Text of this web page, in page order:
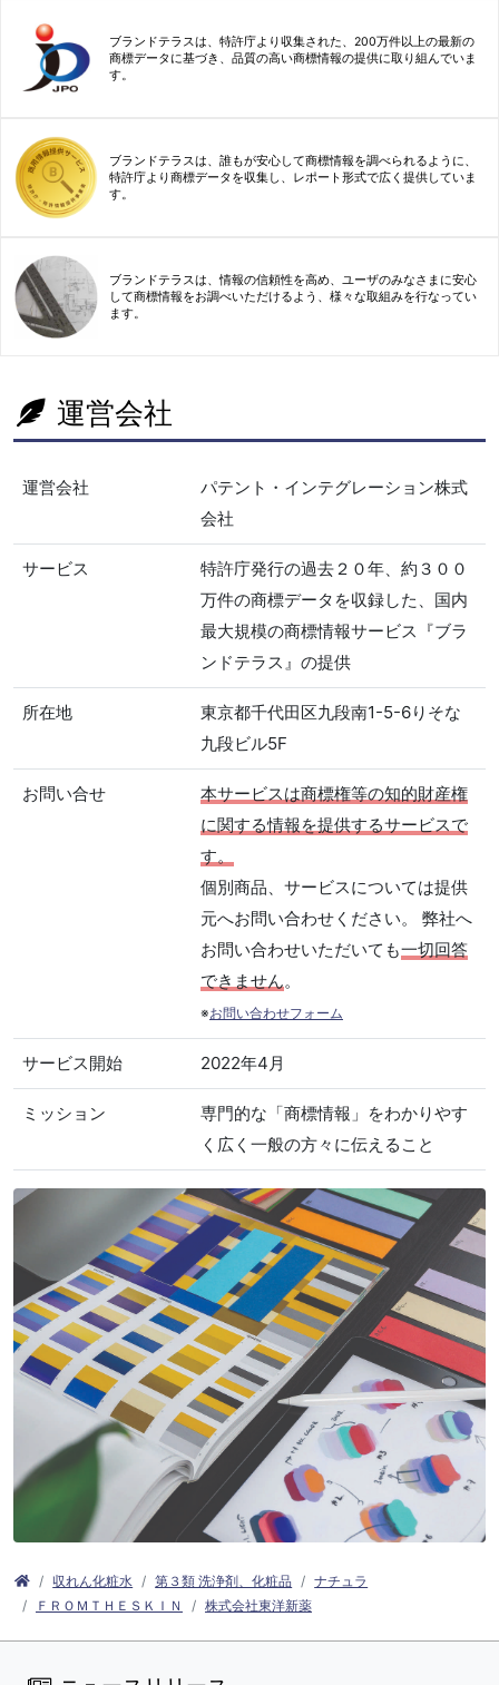
ブランドテラスは、特許庁より収集された、200万件以上の最新の
商標データに基づき、品質の高い商標情報の提供に取り組んでいま
す。
ブランドテラスは、誰もが安心して商標情報を調べられるように、
特許庁より商標データを収集し、レポート形式で広く提供していま
す。
ブランドテラスは、情報の信頼性を高め、ユーザのみなさまに安心
して商標情報をお調べいただけるよう、様々な取組みを行なってい
ます。
運営会社
運営会社
パテント・インテグレーション株式
会社
サービス
特許庁発行の過去２０年、約３００
万件の商標データを収録した、国内
最大規模の商標情報サービス『ブラ
ンドテラス』の提供
所在地
東京都千代田区九段南1-5-6りそな
九段ビル5F
お問い合せ
本サービスは商標権等の知的財産権
に関する情報を提供するサービスで
す。
個別商品、サービスについては提供
元へお問い合わせください。 弊社へ
お問い合わせいただいても一切回答
できません。
※お問い合わせフォーム
サービス開始 2022年4月
ミッション
専門的な「商標情報」をわかりやす
く広く一般の方々に伝えること
収れん化粧水 第３類 洗浄剤、化粧品
ナチュラ
ＦＲＯＭＴＨＥＳＫＩＮ
株式会社東洋新薬